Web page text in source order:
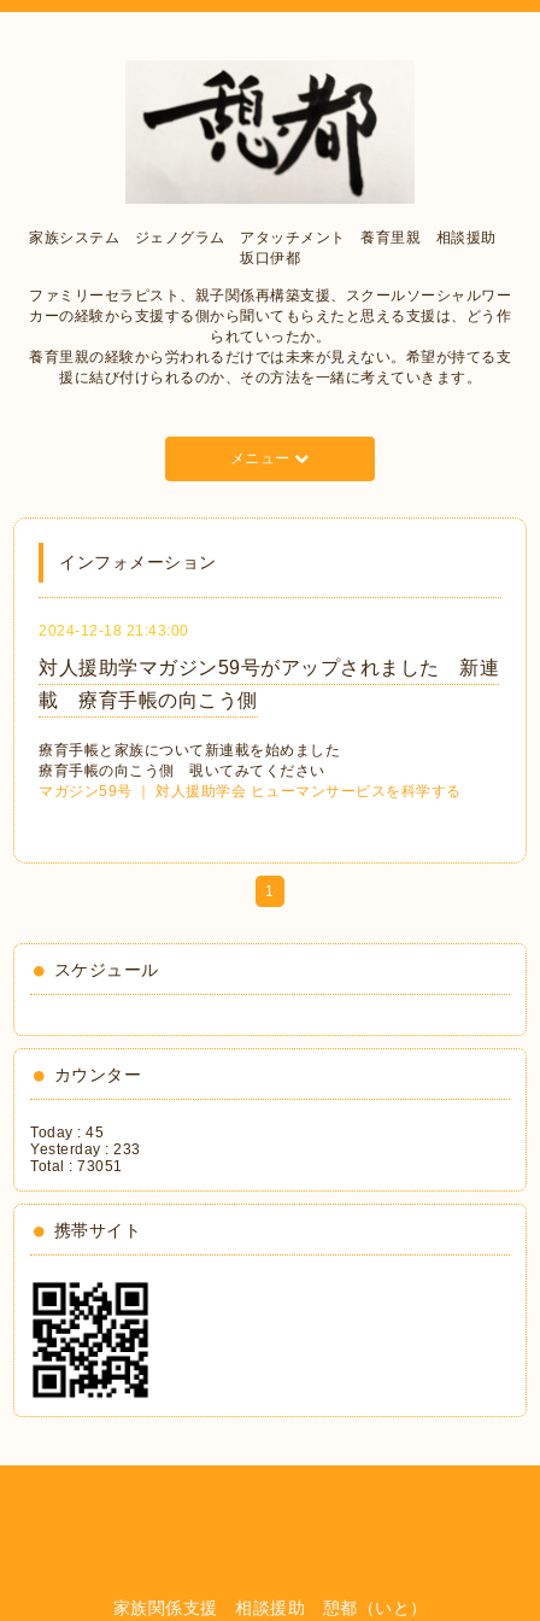
家族システム ジェノグラム アタッチメント 養育里親 相談援助
坂口伊都
ファミリーセラピスト、親子関係再構築支援、スクールソーシャルワー
カーの経験から支援する側から聞いてもらえたと思える支援は、どう作
られていったか。
養育里親の経験から労われるだけでは未来が見えない。希望が持てる支
援に結び付けられるのか、その方法を一緒に考えていきます。
メニュー
インフォメーション
2024-12-18 21:43:00
対人援助学マガジン59号がアップされました 新連
載 療育手帳の向こう側
療育手帳と家族について新連載を始めました
療育手帳の向こう側 覗いてみてください
マガジン59号 ｜ 対人援助学会 ヒューマンサービスを科学する
1
スケジュール
カウンター
Today :45
Yesterday :233
Total :73051
携帯サイト
家族関係支援 相談援助 憩都（いと）